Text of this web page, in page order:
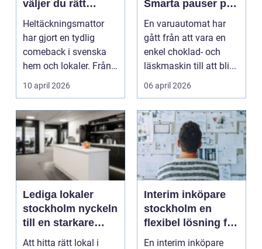
väljer du rätt
textilgolv för hem
och kontor
Heltäckningsmattor
har gjort en tydlig
comeback i svenska
hem och lokaler. Från
att ha förknippats m...
10 april 2026
Smarta pauser på
jobbet och i
vardagen
En varuautomat har
gått från att vara en
enkel choklad- och
läskmaskin till att bli...
06 april 2026
Lediga lokaler
stockholm nyckeln
till en starkare
verksamhet
Att hitta rätt lokal i
Interim inköpare
stockholm en
flexibel lösning för
smartare inköp
En interim inköpare